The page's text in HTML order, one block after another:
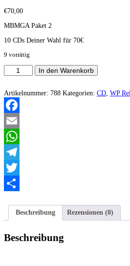
€70,00
MBMGA Paket 2
10 CDs Deiner Wahl für 70€
9 vorrätig
Make
Black
Great
Again
2
Menge
In den Warenkorb
Artikelnummer: 788 Kategorien: CD, WP
Facebook
Email
WhatsApp
Telegram
Twitter
Beschreibung
Rezensionen (0)
Beschreibung